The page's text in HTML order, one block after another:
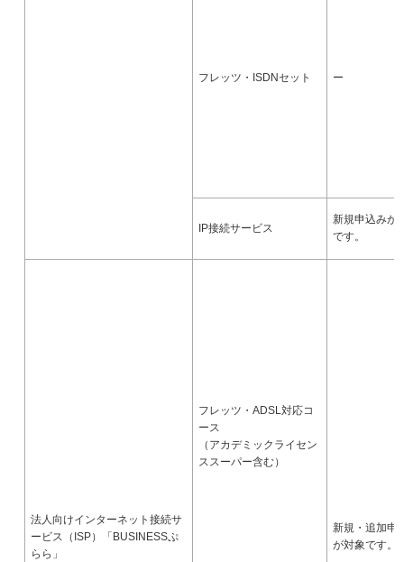
フレッツ・ISDNセット ー
IP接続サービス
新規申込みが
です。
法人向けインターネット接続サ
ービス（ISP）「BUSINESSぷ
らら」
フレッツ・ADSL対応コ
ース
（アカデミックライセン
ススーパー含む）
新規・追加申
が対象です。